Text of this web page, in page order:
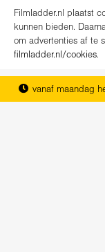
Filmladder.nl plaatst
kunnen bieden.
om advertenties af te
filmladder.nl/cookies.
vanaf maandag
het